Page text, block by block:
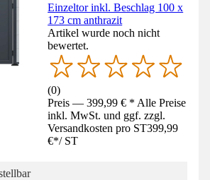
Einzeltor inkl. Beschlag 100 x
173 cm anthrazit
Artikel wurde noch nicht
bewertet.
(0)
Preis — 399,99 € * Alle Preise
inkl. MwSt. und ggf. zzgl.
Versandkosten pro ST399,99
€*/ ST